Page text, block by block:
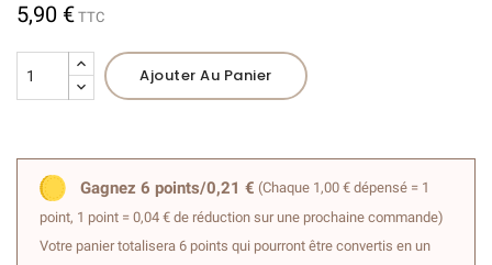
5,90 € TTC
Ajouter Au Panier
Gagnez 6 points/0,21 € (Chaque 1,00 € dépensé = 1
point, 1 point = 0,04 € de réduction sur une prochaine commande)
Votre panier totalisera 6 points qui pourront être convertis en un